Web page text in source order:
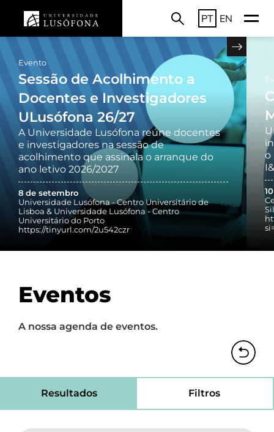
PT EN
Evento
Sessão de Acolhimento a
Docentes e Investigadores
ULusófona 26/27
A Universidade Lusófona reúne docentes
e investigadores na sessão de
acolhimento que assinala o arranque do
ano letivo 2026/2027
8 de setembro
Universidade Lusófona - Centro Universitário de
Lisboa & Universidade Lusófona - Centro
Universitário do Porto
https://tinyurl.com/2u542czr
o
Eventos
A nossa agenda de eventos.
Resultados Filtros